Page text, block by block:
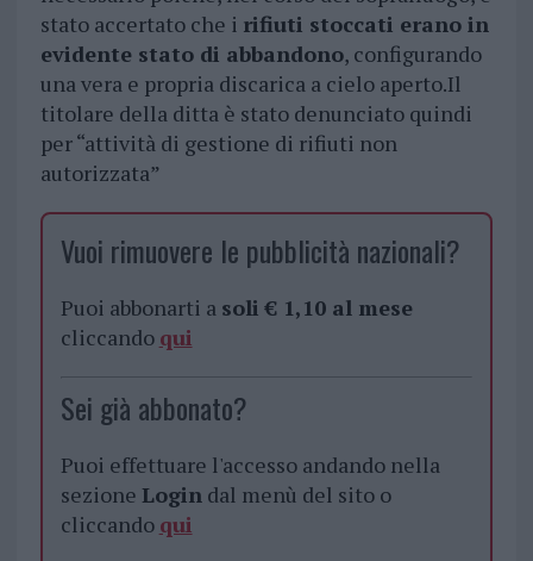
stato accertato che i rifiuti stoccati erano in
evidente stato di abbandono, configurando
una vera e propria discarica a cielo aperto.Il
titolare della ditta è stato denunciato quindi
per “attività di gestione di rifiuti non
autorizzata”
Vuoi rimuovere le pubblicità nazionali?
Puoi abbonarti a soli € 1,10 al mese
cliccando qui
Sei già abbonato?
Puoi effettuare l'accesso andando nella
sezione Logindal menù del sito o
cliccando qui